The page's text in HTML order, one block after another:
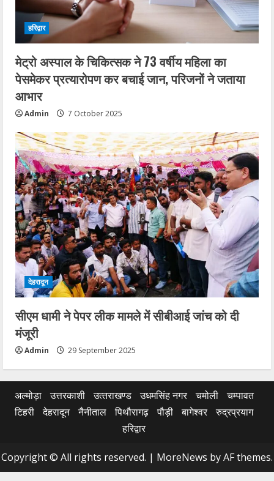
हरिद्वार
मेट्रो अस्पाल के चिकित्सक ने 73 वर्षीय महिला का
पेसमेकर प्रत्यारोपण कर बचाई जान, परिजनों ने जताया
आभार
Admin 7 October 2025
देहरादून
सीएम धामी ने पेपर लीक मामले में सीबीआई जांच को दी
मंजूरी
Admin 29 September 2025
अल्मोड़ा उत्तरकाशी उत्‍तराखण्‍ड उधमसिंह नगर चमोली
चम्पावत
टिहरी
देहरादून नैनीताल पिथौरागढ़ पौड़ी बागेश्वर
रुद्रप्रयाग
हरिद्वार
Copyright © All rights reserved. | MoreNews by AF themes.